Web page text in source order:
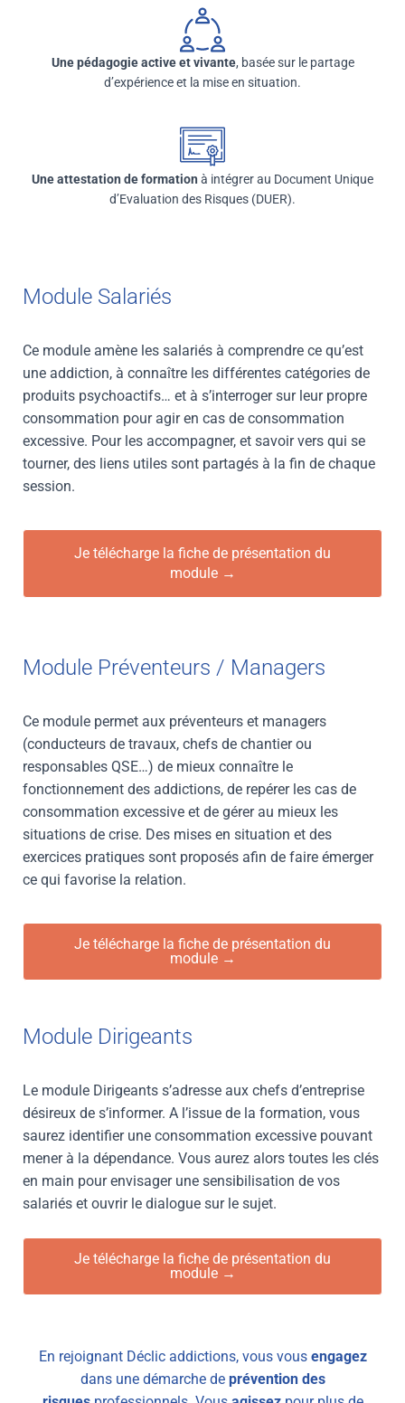
Une pédagogie active et vivante, basée sur le partage
d’expérience et la mise en situation.
Une attestation de formation à intégrer au Document Unique
d’Evaluation des Risques (DUER).
Module Salariés
Ce module amène les salariés à comprendre ce qu’est
une addiction, à connaître les différentes catégories de
produits psychoactifs… et à s’interroger sur leur propre
consommation pour agir en cas de consommation
excessive. Pour les accompagner, et savoir vers qui se
tourner, des liens utiles sont partagés à la fin de chaque
session.
Je télécharge la fiche de présentation du
module →
Module Préventeurs / Managers
Ce module permet aux préventeurs et managers
(conducteurs de travaux, chefs de chantier ou
responsables QSE…) de mieux connaître le
fonctionnement des addictions, de repérer les cas de
consommation excessive et de gérer au mieux les
situations de crise. Des mises en situation et des
exercices pratiques sont proposés afin de faire émerger
ce qui favorise la relation.
Je télécharge la fiche de présentation du
module →
Module Dirigeants
Le module Dirigeants s’adresse aux chefs d’entreprise
désireux de s’informer. A l’issue de la formation, vous
saurez identifier une consommation excessive pouvant
mener à la dépendance. Vous aurez alors toutes les clés
en main pour envisager une sensibilisation de vos
salariés et ouvrir le dialogue sur le sujet.
Je télécharge la fiche de présentation du
module →
En rejoignant Déclic addictions, vous vous engagez
dans une démarche de prévention des